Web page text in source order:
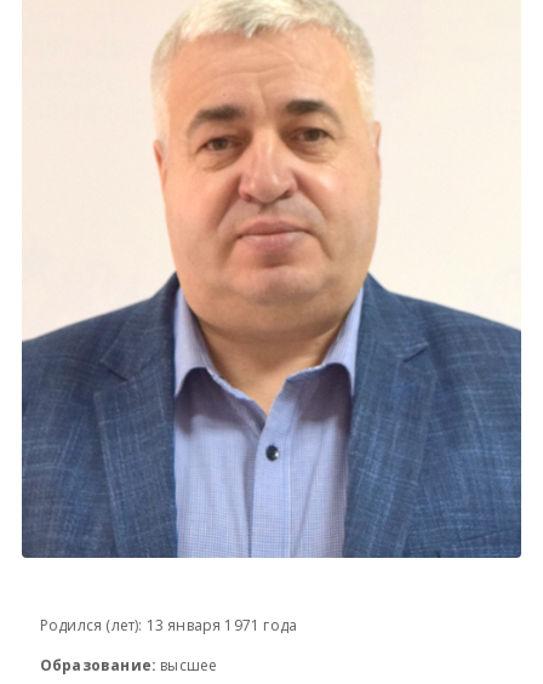
Родился (лет): 13 января 1971 года
Образование: высшее